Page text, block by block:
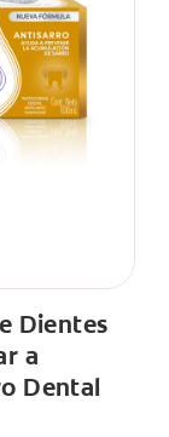
Dientes
a
Dental